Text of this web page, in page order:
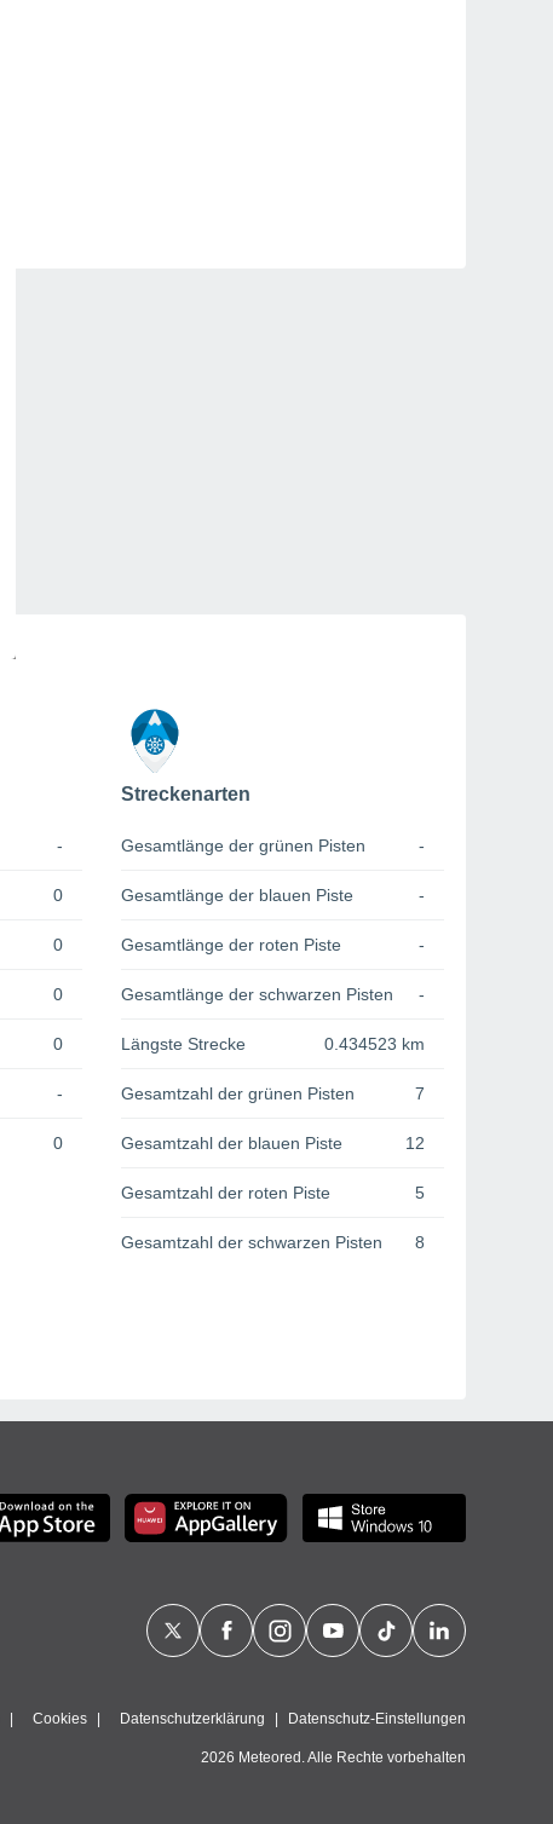
-
0
0
0
0
-
0
Streckenarten
Gesamtlänge der grünen Pisten -
Gesamtlänge der blauen Piste -
Gesamtlänge der roten Piste -
Gesamtlänge der schwarzen Pisten -
Längste Strecke 0.434523 km
Gesamtzahl der grünen Pisten 7
Gesamtzahl der blauen Piste 12
Gesamtzahl der roten Piste 5
Gesamtzahl der schwarzen Pisten 8
Cookies Datenschutzerklärung Datenschutz-Einstellungen
2026 Meteored. Alle Rechte vorbehalten